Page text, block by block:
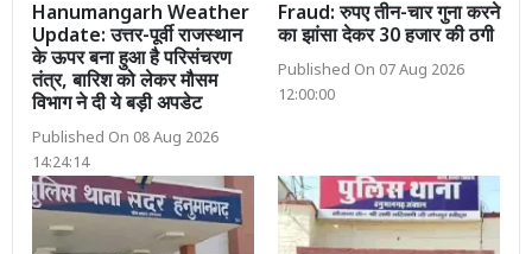
Hanumangarh Weather
Update: उत्तर-पूर्वी राजस्थान
के ऊपर बना हुआ है परिसंचरण
तंत्र, बारिश को लेकर मौसम
विभाग ने दी ये बड़ी अपडेट
Published On 08 Aug 2026
14:24:14
Fraud: रुपए तीन-चार गुना करने
का झांसा देकर 30 हजार की ठगी
Published On 07 Aug 2026
12:00:00